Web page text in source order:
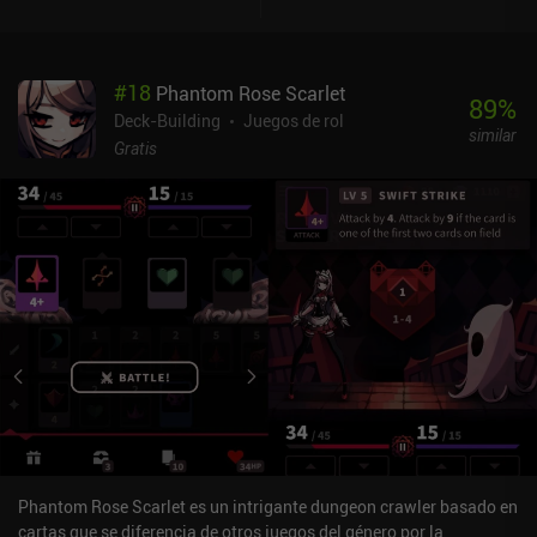
mejorando así nuestra baraja y preparándonos para retos cada
vez más difíciles.El juego contiene cuatro personajes, cada uno
con su propia baraja y un estilo de juego único. Hay múltiples
recogemos por el camino influyen mucho en las cartas que
debemos incluir. La clave de la victoria está en encontrar las
sinergias de cartas perfectas e identificar correctamente las
oportunidades que nos brindan.Con unos efectos visuales
agradables, una música atmosférica y unos efectos de sonido
característicos, el port está ejecutado casi a la perfección. Sin
embargo, hay algunos problemas molestos con el arrastre, que
hacen que a veces se jueguen cartas equivocadas. El texto también
es pequeño y difícil de leer, y el elevado consumo de batería y RAM
puede convertirse en un problema para algunos. A pesar de estos
defectos, el juego proporciona incontables horas de juego de
calidad.Slay the Spire se vende por 9,99 $ tanto en iOS como en
Android. Aunque el juego ha dado lugar a innumerables clones y
copias a lo largo de los años, sigue siendo el mejor representante
#18 Phantom Rose Scarlet
Deck-Building
Juegos de rol
Gratis
89%
similar
Phantom Rose Scarlet es un intrigante dungeon crawler basado en
cartas que se diferencia de otros juegos del género por la